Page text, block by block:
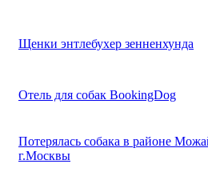
Щенки энтлебухер зенненхунда
Отель для собак BookingDog
Потерялась собака в районе
г.Москвы